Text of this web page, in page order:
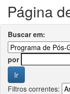
Página
Buscar em:
por
Filtros correntes: